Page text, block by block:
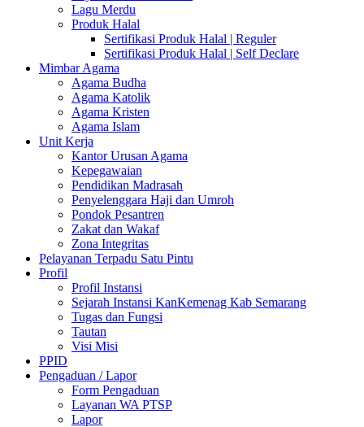
Lagu Merdu
Produk Halal
Sertifikasi Produk Halal | Reguler
Sertifikasi Produk Halal | Self Declare
Mimbar Agama
Agama Budha
Agama Katolik
Agama Kristen
Agama Islam
Unit Kerja
Kantor Urusan Agama
Kepegawaian
Pendidikan Madrasah
Penyelenggara Haji dan Umroh
Pondok Pesantren
Zakat dan Wakaf
Zona Integritas
Pelayanan Terpadu Satu Pintu
Profil
Profil Instansi
Sejarah Instansi KanKemenag Kab Semarang
Tugas dan Fungsi
Tautan
Visi Misi
PPID
Pengaduan / Lapor
Form Pengaduan
Layanan WA PTSP
Lapor